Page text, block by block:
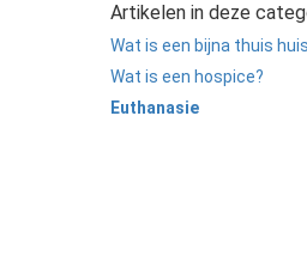
Artikelen in deze
Wat is een bijna thuis
Wat is een hospice?
Euthanasie